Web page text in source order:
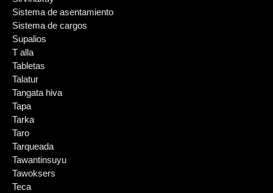
Sistema de asentamiento
Sistema de cargos
Supalios
T alla
Tabletas
Talatur
Tangata hiva
Tapa
Tarka
Taro
Tarqueada
Tawantinsuyu
Tawoksers
Teca